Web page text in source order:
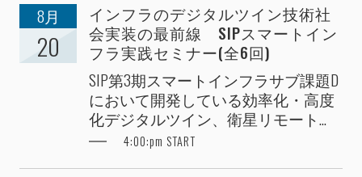
8月
20
インフラのデジタルツイン技術社
会実装の最前線 SIPスマートイン
フラ実践セミナー(全6回)
SIP第3期スマートインフラサブ課題D
において開発している効率化・高度
化デジタルツイン、衛星リモート...
4:00:pm START